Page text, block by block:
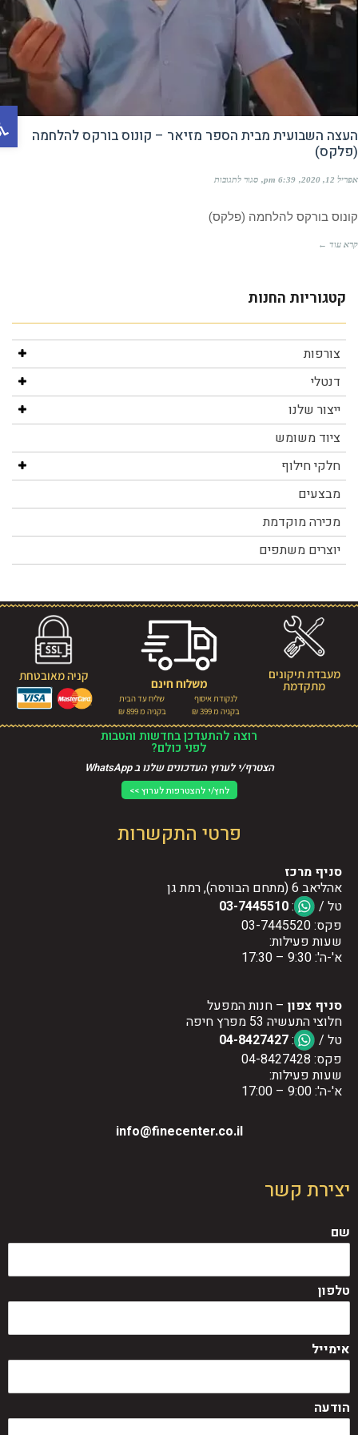
השבועית מבית הספר מזיאר – קונוס בורקס להלחמה
2020
6:39 pm סגור לתגובות
בורקס להלחמה (פלקס)
עוד ←
צורפות
דנטלי
ייצור שלנו
ציוד משומש
חלקי חילוף
מבצעים
מכירה מוקדמת
יוצרים משתפים
מעבדת תיקונים
מתקדמת משלוח חינם
לנקודת איסוף
בקניה מ 399 ₪
שליח עד הבית
בקניה מ 899 ₪
קניה מאובטחת
רוצה להתעדכן בחדשות והטבות
לפני כולם?
הצטרף/י לערוץ העדכונים שלנו ב WhatsApp
לחץ/י להצטרפות לערוץ >>
פרטי התקשרות
סניף מרכז
אהליאב 6 (מתחם הבורסה), רמת גן
טל /
:
03-7445510
פקס: 03-7445520
שעות פעילות:
א'-ה': 9:30 – 17:30
סניף צפון– חנות המפעל
חלוצי התעשיה 53 מפרץ חיפה
טל /
:
04-8427427
פקס: 04-8427428
שעות פעילות:
א'-ה': 9:00 – 17:00
info@finecenter.co.il
קשר